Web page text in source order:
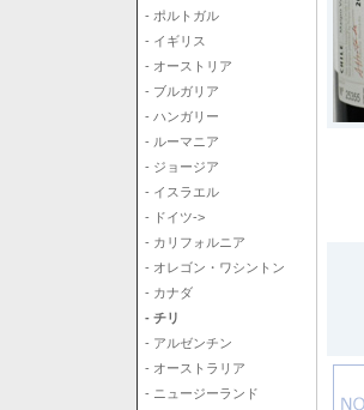
- ポルトガル
- イギリス
- オーストリア
- ブルガリア
- ハンガリー
- ルーマニア
- ジョージア
- イスラエル
- ドイツ->
- カリフォルニア
- オレゴン・ワシントン
- カナダ
- チリ
- アルゼンチン
- オーストラリア
- ニュージーランド